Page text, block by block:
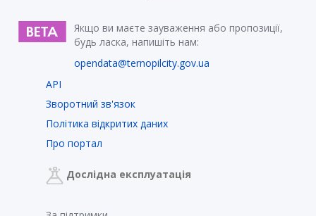
Якщо ви маєте зауваження або пропозиції,
будь ласка, напишіть нам:
opendata@ternopilcity.gov.ua
API
Зворотний зв'язок
Політика відкритих даних
Про портал
Дослідна експлуатація